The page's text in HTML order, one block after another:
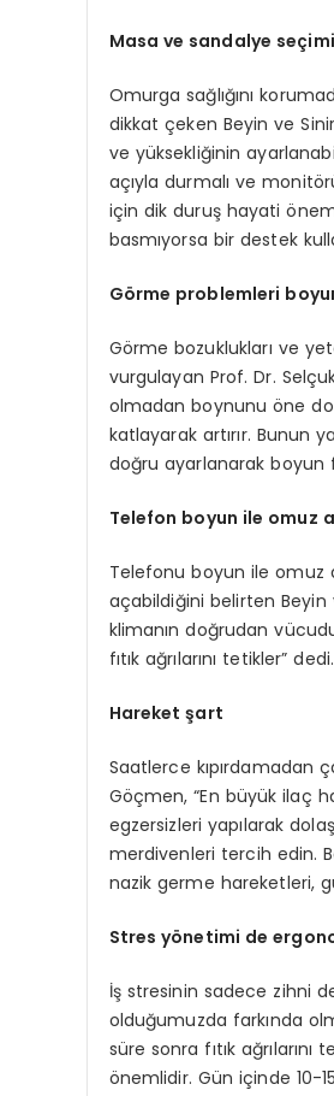
Masa ve sandalye
Omurga sağlığını
dikkat çeken Beyin ve
ve yüksekliğinin
açıyla durmalı ve
için dik duruş hayati önem
basmıyorsa bir destek
Görme problemleri
Görme bozuklukları ve
vurgulayan Prof. Dr.
olmadan boynunu öne
katlayarak artırır. Bunun
doğru ayarlanarak boyun
Telefon boyun ile omuz
Telefonu boyun ile omuz
açabildiğini belirten Beyin
klimanın doğrudan
fıtık ağrılarını tetikler” dedi.
Hareket şart
Saatlerce kıpırdamadan
Göçmen, “En büyük ilaç
egzersizleri yapılarak
merdivenleri tercih edin.
nazik germe hareketleri,
Stres yönetimi de
İş stresinin sadece zihni
olduğumuzda farkında
süre sonra fıtık
önemlidir. Gün içinde 10-